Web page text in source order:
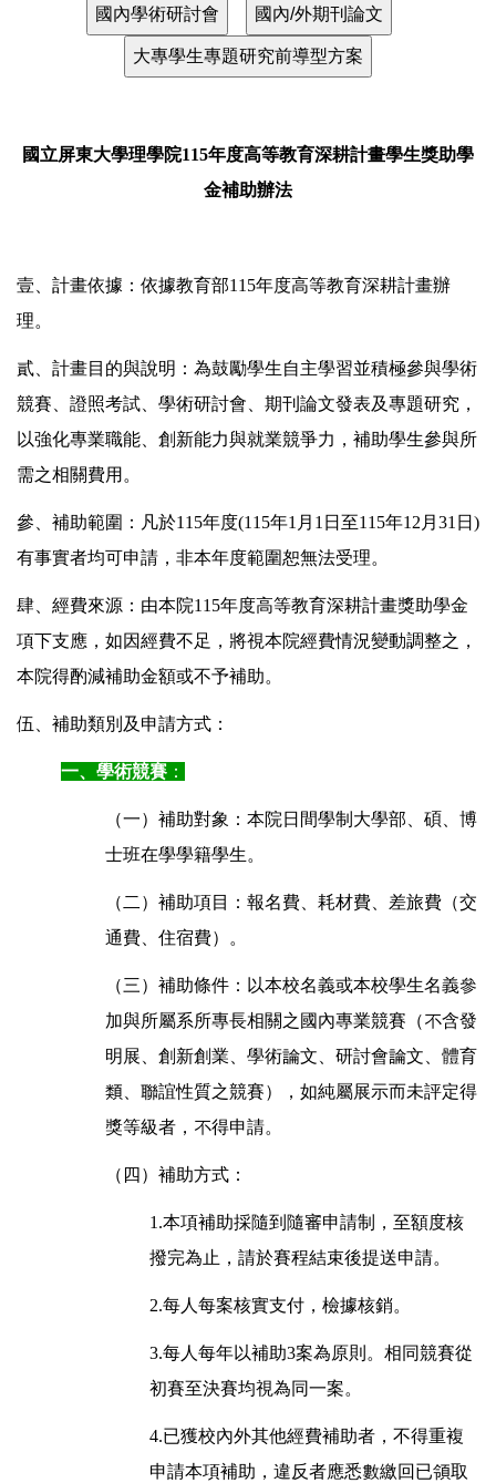
國立屏東大學理學院115年度高等教育深耕計畫學生獎助學
金補助辦法
壹、計畫依據：依據教育部115年度高等教育深耕計畫辦
理。
貳、計畫目的與說明：為鼓勵學生自主學習並積極參與學術
競賽、證照考試、學術研討會、期刊論文發表及專題研究，
以強化專業職能、創新能力與就業競爭力，補助學生參與所
需之相關費用。
參、補助範圍：凡於115年度(115年1月1日至115年12月31日)
有事實者均可申請，非本年度範圍恕無法受理。
肆、經費來源：由本院115年度高等教育深耕計畫獎助學金
項下支應，如因經費不足，將視本院經費情況變動調整之，
本院得酌減補助金額或不予補助。
伍、補助類別及申請方式：
一、學術競賽 ：
（一）補助對象：本院日間學制大學部、碩、博
士班在學學籍學生。
（二）補助項目：報名費、耗材費、差旅費（交
通費、住宿費）。
（三）補助條件：以本校名義或本校學生名義參
加與所屬系所專長相關之國內專業競賽（不含發
明展、創新創業、學術論文、研討會論文、體育
類、聯誼性質之競賽），如純屬展示而未評定得
獎等級者，不得申請。
（四）補助方式：
1.本項補助採隨到隨審申請制，至額度核
撥完為止，請於賽程結束後提送申請。
2.每人每案核實支付，檢據核銷。
3.每人每年以補助3案為原則。相同競賽從
初賽至決賽均視為同一案。
4.已獲校內外其他經費補助者，不得重複
申請本項補助，違反者應悉數繳回已領取